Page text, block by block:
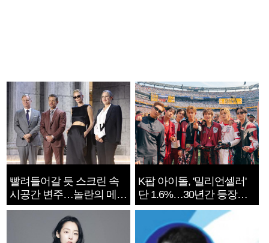
빨려들어갈 듯 스크린 속
시공간 변주…놀란의 메시
지는 ‘전쟁 속죄’
K팝 아이돌, '밀리언셀러'
단 1.6%…30년간 등장
1182개팀 전수조사